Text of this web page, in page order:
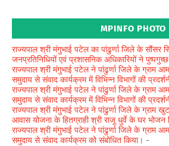
MPINFO PHOTO
राज्यपाल श्री मंगुभाई पटेल का पांढुर्णा जिले के सौंसर
जनप्रतिनिधियों एवं प्रशासनिक अधिकारियों ने
राज्यपाल श्री मंगुभाई पटेल ने पांढुर्णा जिले के ग्राम
समुदाय से संवाद कार्यक्रम में विभिन्न विभागों की
राज्यपाल श्री मंगुभाई पटेल ने पांढुर्णा जिले के ग्राम
समुदाय से संवाद कार्यक्रम में विभिन्न विभागों की
राज्यपाल श्री मंगुभाई पटेल ने पांढुर्णा जिले के ग्राम
आवास योजना के हितग्राही श्री राजू धुर्वे के घर भोजन
राज्यपाल श्री मंगुभाई पटेल ने पांढुर्णा जिले के ग्राम
समुदाय से संवाद कार्यक्रम को संबोधित किया। -